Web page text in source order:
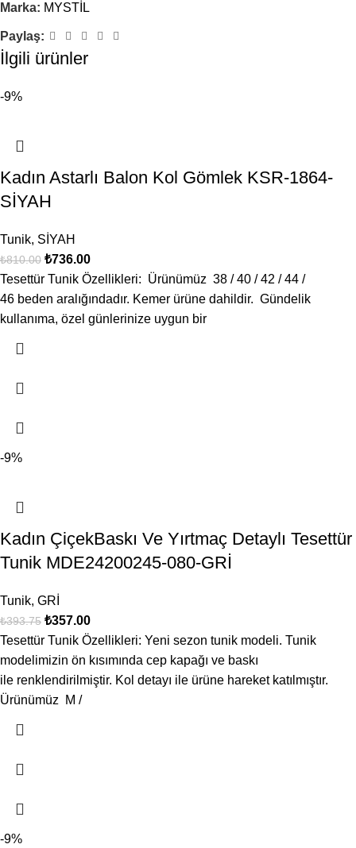
Marka: MYSTİL
Paylaş:
İlgili ürünler
-9%
Kadın Astarlı Balon Kol Gömlek KSR-1864-
SİYAH
Tunik, SİYAH
₺810.00 ₺736.00
Tesettür Tunik Özellikleri: Ürünümüz 38 / 40 / 42 / 44 /
46 beden aralığındadır. Kemer ürüne dahildir. Gündelik
kullanıma, özel günlerinize uygun bir
-9%
Kadın ÇiçekBaskı Ve Yırtmaç Detaylı Tesettür
Tunik MDE24200245-080-GRİ
Tunik, GRİ
₺393.75 ₺357.00
Tesettür Tunik Özellikleri: Yeni sezon tunik modeli. Tunik
modelimizin ön kısımında cep kapağı ve baskı
ile renklendirilmiştir. Kol detayı ile ürüne hareket katılmıştır.
Ürünümüz M /
-9%